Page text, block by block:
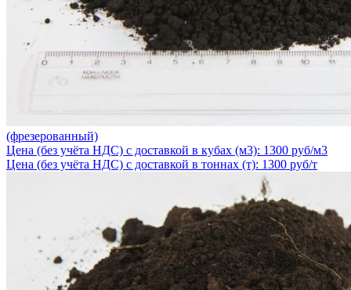
(фрезерованный)
Цена (без учёта НДС) с доставкой в кубах (м3): 1300 руб/м3
Цена (без учёта НДС) с доставкой в тоннах (т): 1300 руб/т